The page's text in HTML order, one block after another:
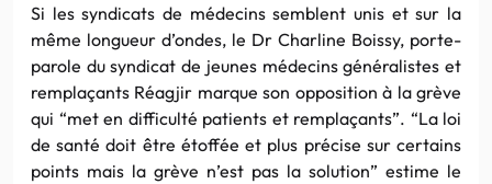
Si les syndicats de médecins semblent unis et sur la
même longueur d’ondes, le Dr Charline Boissy, porte-
parole du syndicat de jeunes médecins généralistes et
remplaçants Réagjir marque son opposition à la grève
qui “met en difficulté patients et remplaçants”. “La loi
de santé doit être étoffée et plus précise sur certains
points mais la grève n’est pas la solution” estime le